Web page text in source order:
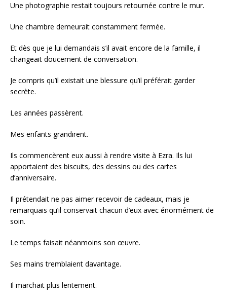
Une photographie restait toujours retournée contre le mur.
Une chambre demeurait constamment fermée.
Et dès que je lui demandais s’il avait encore de la famille, il
changeait doucement de conversation.
Je compris qu’il existait une blessure qu’il préférait garder
secrète.
Les années passèrent.
Mes enfants grandirent.
Ils commencèrent eux aussi à rendre visite à Ezra. Ils lui
apportaient des biscuits, des dessins ou des cartes
d’anniversaire.
Il prétendait ne pas aimer recevoir de cadeaux, mais je
remarquais qu’il conservait chacun d’eux avec énormément de
soin.
Le temps faisait néanmoins son œuvre.
Ses mains tremblaient davantage.
Il marchait plus lentement.